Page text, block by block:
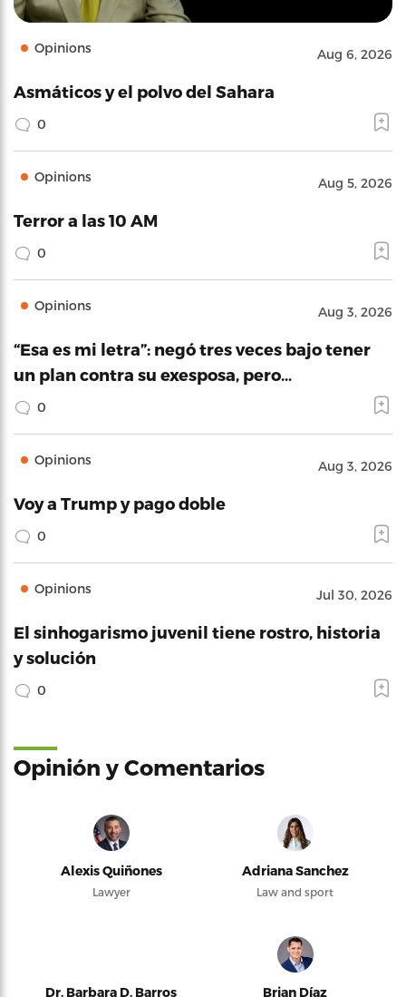
Opinions Aug 6, 2026
Asmáticos y el polvo del Sahara
0
Opinions Aug 5, 2026
Terror a las 10 AM
0
Opinions Aug 3, 2026
“Esa es mi letra”: negó tres veces bajo tener
un plan contra su exesposa, pero…
0
Opinions Aug 3, 2026
Voy a Trump y pago doble
0
Opinions Jul 30, 2026
El sinhogarismo juvenil tiene rostro, historia
y solución
0
Opinión y Comentarios
Alexis Quiñones
Lawyer
Adriana Sanchez
Law and sport
Dr. Barbara D. Barros Brian Díaz